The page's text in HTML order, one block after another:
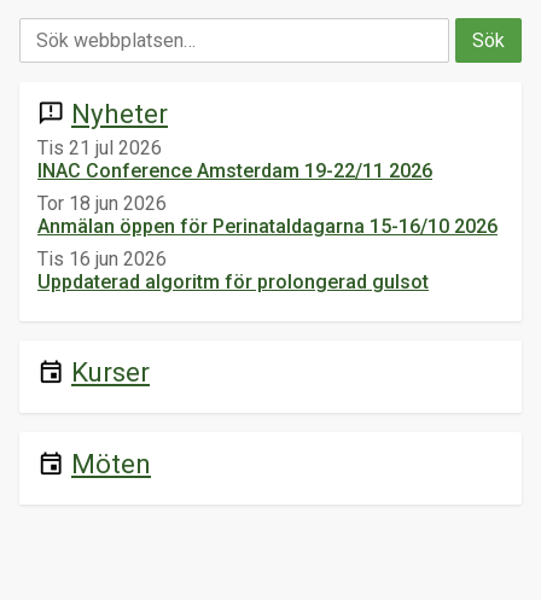
announcement Nyheter
Tis 21 jul 2026
INAC Conference Amsterdam 19-22/11 2026
Tor 18 jun 2026
Anmälan öppen för Perinataldagarna 15-16/10 2026
Tis 16 jun 2026
Uppdaterad algoritm för prolongerad gulsot
event Kurser
event Möten